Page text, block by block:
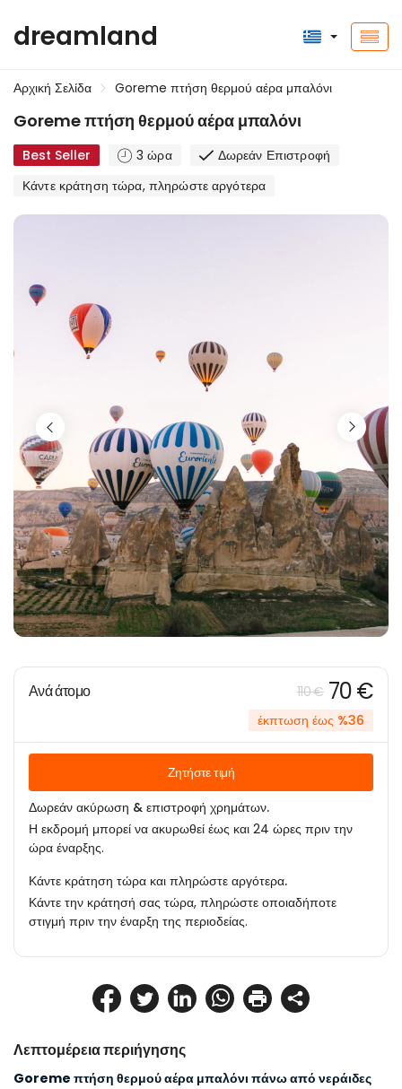
dreamland
Αρχική Σελίδα Goreme πτήση θερμού αέρα μπαλόνι
Goreme πτήση θερμού αέρα μπαλόνι
Best Seller 3 ώρα
Δωρεάν Επιστροφή
Κάντε κράτηση τώρα, πληρώστε αργότερα
Λεπτομέρεια περιήγησης
Goreme πτήση θερμού αέρα μπαλόνι πάνω από νεράιδες
Ανά άτομο 110 € 70 €
έκπτωση έως %36
Ζητήστε τιμή
Δωρεάν ακύρωση & επιστροφή χρημάτων.
Η εκδρομή μπορεί να ακυρωθεί έως και 24 ώρες πριν την
ώρα έναρξης.
Κάντε κράτηση τώρα και πληρώστε αργότερα.
Κάντε την κράτησή σας τώρα, πληρώστε οποιαδήποτε
στιγμή πριν την έναρξη της περιοδείας.